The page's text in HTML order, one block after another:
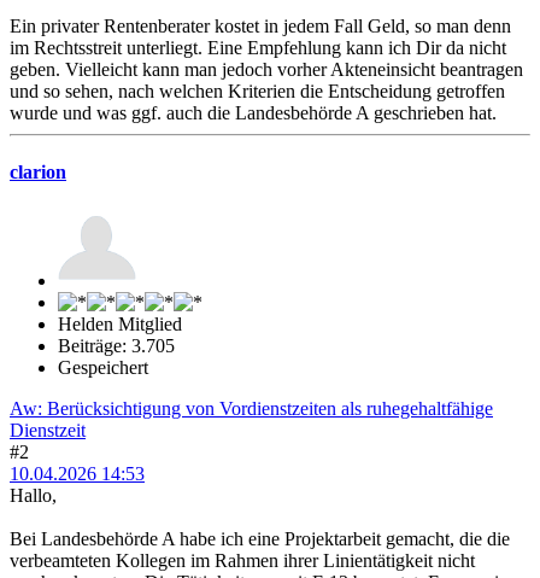
Ein privater Rentenberater kostet in jedem Fall Geld, so man denn
im Rechtsstreit unterliegt. Eine Empfehlung kann ich Dir da nicht
geben. Vielleicht kann man jedoch vorher Akteneinsicht beantragen
und so sehen, nach welchen Kriterien die Entscheidung getroffen
wurde und was ggf. auch die Landesbehörde A geschrieben hat.
clarion
Helden Mitglied
Beiträge: 3.705
Gespeichert
Aw: Berücksichtigung von Vordienstzeiten als ruhegehaltfähige
Dienstzeit
#2
10.04.2026 14:53
Hallo,
Bei Landesbehörde A habe ich eine Projektarbeit gemacht, die die
verbeamteten Kollegen im Rahmen ihrer Linientätigkeit nicht